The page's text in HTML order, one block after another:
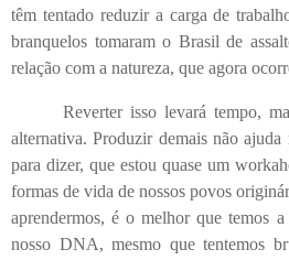
têm tentado reduzir a carga de
branquelos tomaram o Brasil de
relação com a natureza, que agora
Reverter isso levará tempo,
alternativa. Produzir demais não
para dizer, que estou quase um
formas de vida de nossos povos
aprendermos, é o melhor que temos
nosso DNA, mesmo que tentemos